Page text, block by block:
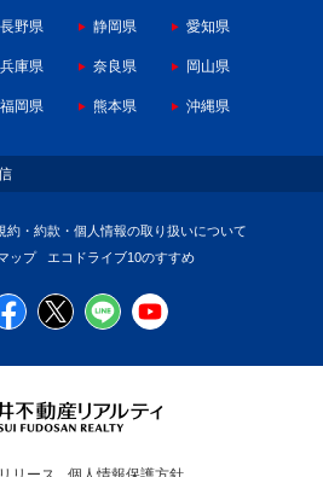
長野県 静岡県 愛知県
兵庫県 奈良県 岡山県
福岡県 熊本県 沖縄県
約・約款・個人情報の取り扱いについて
ップ エコドライブ10のすすめ